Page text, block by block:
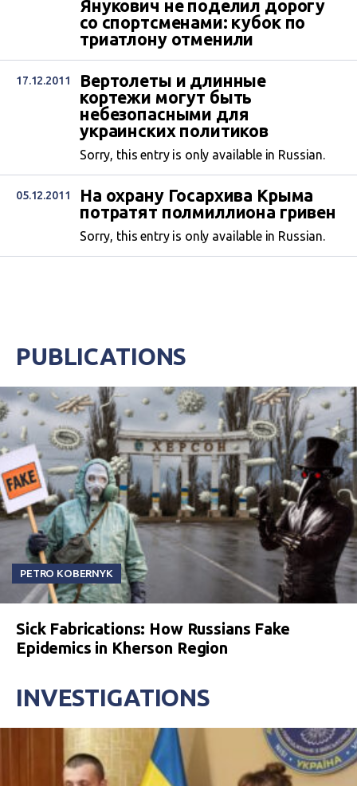
Янукович не поделил дорогу
со спортсменами: кубок по
триатлону отменили
17.12.2011
Вертолеты и длинные
кортежи могут быть
небезопасными для
украинских политиков
Sorry, this entry is only available in Russian.
05.12.2011
На охрану Госархива Крыма
потратят полмиллиона гривен
Sorry, this entry is only available in Russian.
PUBLICATIONS
PETRO KOBERNYK
Sick Fabrications: How Russians Fake
Epidemics in Kherson Region
INVESTIGATIONS